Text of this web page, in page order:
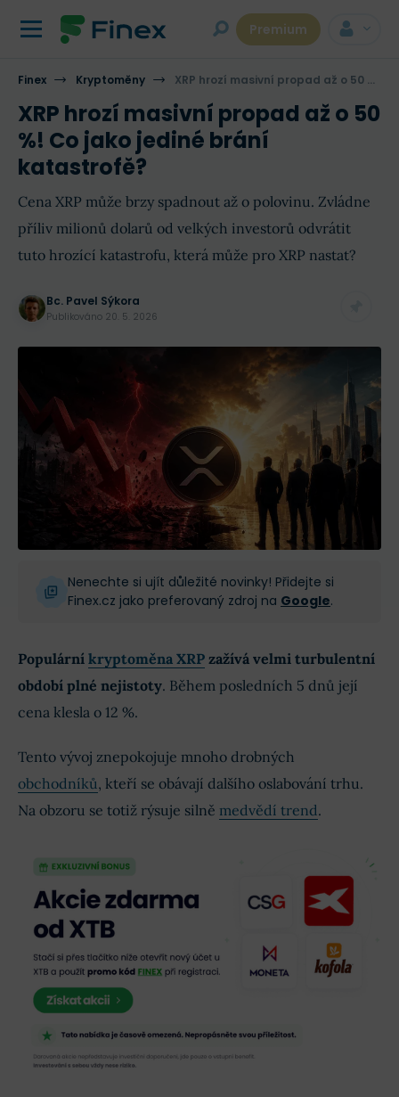
Premium
Finex Kryptoměny XRP hrozí masivní propad až o 50 %! Co jako jediné brání katastrofě?
XRP hrozí masivní propad až o 50
%! Co jako jediné brání
katastrofě?
Cena XRP může brzy spadnout až o polovinu. Zvládne
příliv milionů dolarů od velkých investorů odvrátit
tuto hrozící katastrofu, která může pro XRP nastat?
Bc. Pavel Sýkora
Publikováno 20. 5. 2026
Nenechte si ujít důležité novinky! Přidejte si
Finex.cz jako preferovaný zdroj na Google.
Populární kryptoměna XRP zažívá velmi turbulentní
období plné nejistoty. Během posledních 5 dnů její
cena klesla o 12 %.
Tento vývoj znepokojuje mnoho drobných
obchodníků, kteří se obávají dalšího oslabování trhu.
Na obzoru se totiž rýsuje silně medvědí trend.